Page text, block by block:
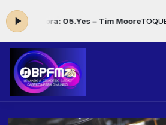
agora: 05.Yes – Tim MooreTOQUE